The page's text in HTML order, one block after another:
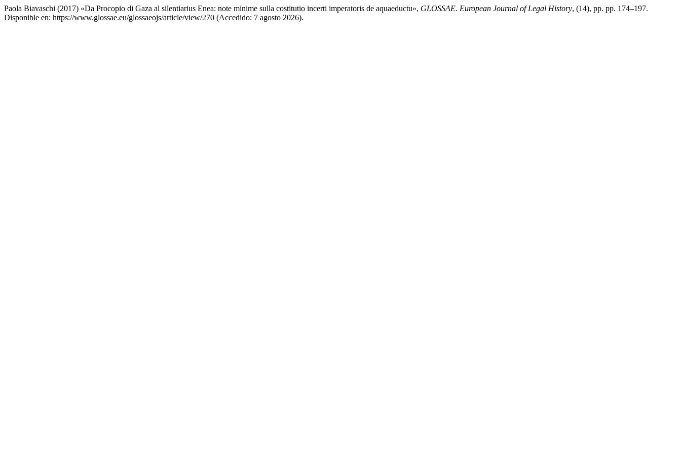
Paola Biavaschi (2017) «Da Procopio di Gaza al silentiarius Enea: note minime sulla costitutio incerti imperatoris de aquaeductu», GLOSSAE. European Journal of Legal History, (14), pp. pp. 174–197.
Disponible en: https://www.glossae.eu/glossaeojs/article/view/270 (Accedido: 7 agosto 2026).